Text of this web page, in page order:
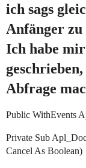
ich sags
Anfänger zu
Ich habe
Abfrage
Public WithEvents
Private Sub
Cancel As Boolean)